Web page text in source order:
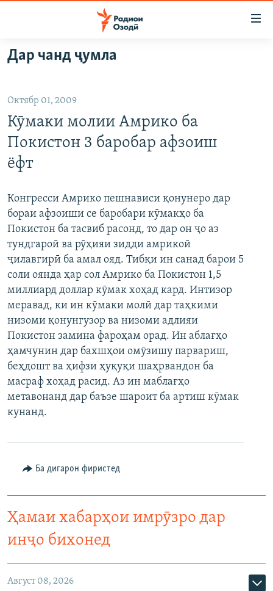
Ҷаҳиш
ба
аслӣ
Ҷаҳиш
ба
феҳристи
аслӣ
Ҷаҳиш
ҷустор
ГӮШАҲО
ОСИЁИ МАРКАЗӢ
ФАРҲАНГ
МЕҲМОНИ ОЗОДӢ
ВАРЗИШ
РӮЗГОРИ МУҲОҶИР
САЛОМ, ХОҲАР
ТАҲҚИҚОТ
ҶАНГ ДАР УКРАИНА
НАЗАРИ МАРДУМ
БЛОГИСТОН
ОЗОДӢ ОНЛАЙН
ЧАНДРАСОНАӢ
ВИДЕО
НИГОРИСТОН
ГУЗОРИШҲОИ РАДИОӢ
РӮЙХАТҲО
КИТОБҲОИ ОЗОДӢ
Русский
ПАЙГИРӢ КУНЕД
Ҳамаи сомонаҳои RFE/RL
Дар чанд ҷумла
Октябр 01, 2009
Кӯмаки молии Амрико ба
Покистон 3 баробар афзоиш
ёфт
Конгресси Амрико пешнависи қонунеро дар
бораи афзоиши се баробари кӯмакҳо ба
Покистон ба тасвиб расонд, то дар он ҷо аз
тундгароӣ ва рӯҳияи зидди амрикоӣ
ҷилавгирӣ ба амал ояд. Тибқи ин санад барои 5
соли оянда ҳар сол Амрико ба Покистон 1,5
миллиард доллар кӯмак хоҳад кард. Интизор
меравад, ки ин кӯмаки молӣ дар таҳкими
низоми қонунгузор ва низоми адлияи
Покистон замина фароҳам орад. Ин аблағҳо
ҳамчунин дар бахшҳои омӯзишу парвариш,
беҳдошт ва ҳифзи ҳуқуқи шаҳрвандон ба
масраф хоҳад расид. Аз ин маблағҳо
метавонанд дар баъзе шароит ба артиш кӯмак
кунанд.
Ба дигарон фиристед
Ҳамаи хабарҳои имрӯзро дар
инҷо бихонед
Август 08, 2026